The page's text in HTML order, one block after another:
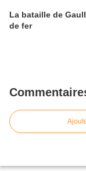
La bataille de
de fer